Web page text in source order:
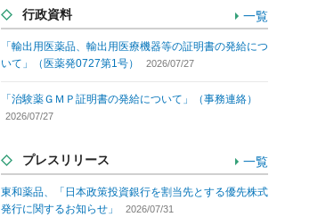
行政資料 一覧
「輸出用医薬品、輸出用医療機器等の証明書の発給につ
いて」（医薬発0727第1号）
2026/07/27
「治験薬ＧＭＰ証明書の発給について」（事務連絡）
2026/07/27
プレスリリース 一覧
東和薬品、「日本政策投資銀行を割当先とする優先株式
発行に関するお知らせ」
2026/07/31